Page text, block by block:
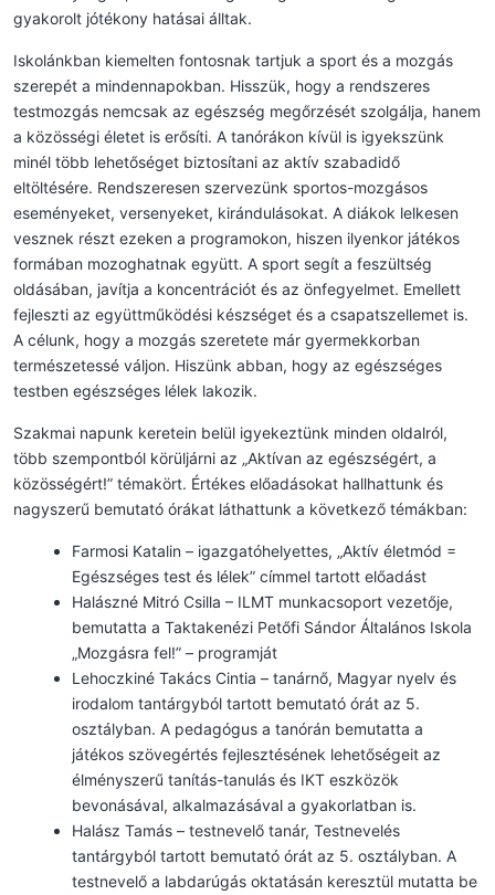
gyakorolt jótékony hatásai álltak.
Iskolánkban kiemelten fontosnak tartjuk a sport és a mozgás
szerepét a mindennapokban. Hisszük, hogy a rendszeres
testmozgás nemcsak az egészség megőrzését szolgálja, hanem
a közösségi életet is erősíti. A tanórákon kívül is igyekszünk
minél több lehetőséget biztosítani az aktív szabadidő
eltöltésére. Rendszeresen szervezünk sportos-mozgásos
eseményeket, versenyeket, kirándulásokat. A diákok lelkesen
vesznek részt ezeken a programokon, hiszen ilyenkor játékos
formában mozoghatnak együtt. A sport segít a feszültség
oldásában, javítja a koncentrációt és az önfegyelmet. Emellett
fejleszti az együttműködési készséget és a csapatszellemet is.
A célunk, hogy a mozgás szeretete már gyermekkorban
természetessé váljon. Hiszünk abban, hogy az egészséges
testben egészséges lélek lakozik.
Szakmai napunk keretein belül igyekeztünk minden oldalról,
több szempontból körüljárni az „Aktívan az egészségért, a
közösségért!” témakört. Értékes előadásokat hallhattunk és
nagyszerű bemutató órákat láthattunk a következő témákban:
Farmosi Katalin – igazgatóhelyettes, „Aktív életmód =
Egészséges test és lélek” címmel tartott előadást
Halászné Mitró Csilla – ILMT munkacsoport vezetője,
bemutatta a Taktakenézi Petőfi Sándor Általános Iskola
„Mozgásra fel!” – programját
Lehoczkiné Takács Cintia – tanárnő, Magyar nyelv és
irodalom tantárgyból tartott bemutató órát az 5.
osztályban. A pedagógus a tanórán bemutatta a
játékos szövegértés fejlesztésének lehetőségeit az
élményszerű tanítás-tanulás és IKT eszközök
bevonásával, alkalmazásával a gyakorlatban is.
Halász Tamás – testnevelő tanár, Testnevelés
tantárgyból tartott bemutató órát az 5. osztályban. A
testnevelő a labdarúgás oktatásán keresztül mutatta be